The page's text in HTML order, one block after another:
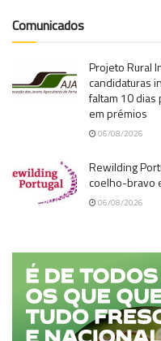
Comunicados
Projeto Rural
candidaturas
faltam 10 dias
em prémios
06/08/2026
Rewilding
coelho-bravo
06/08/2026